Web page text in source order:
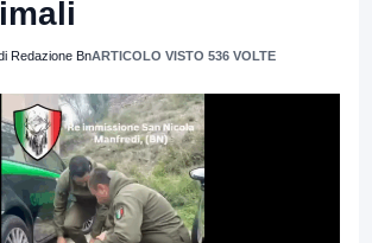
Redazione BnARTICOLO VISTO 536 VOLTE